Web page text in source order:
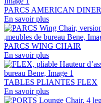
PARCS AMERICAN DINER
En savoir plus
PARCS WING CHAIR
En savoir plus
TABLES PLIANTES FLEX
En savoir plus